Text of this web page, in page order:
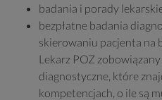
badania i porady
bezpłatne badania
skierowaniu pacjenta na
Lekarz POZ
diagnostyczne, które
kompetencjach, o ile są